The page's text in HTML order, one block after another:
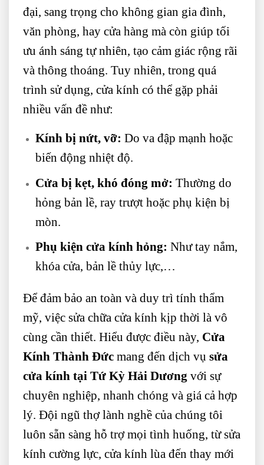
đại, sang trọng cho không gian gia đình,
văn phòng, hay cửa hàng mà còn giúp tối
ưu ánh sáng tự nhiên, tạo cảm giác rộng rãi
và thông thoáng. Tuy nhiên, trong quá
trình sử dụng, cửa kính có thể gặp phải
nhiều vấn đề như:
Kính bị nứt, vỡ: Do va đập mạnh hoặc
biến động nhiệt độ.
Cửa bị kẹt, khó đóng mở: Thường do
hỏng bản lề, ray trượt hoặc phụ kiện bị
mòn.
Phụ kiện cửa kính hỏng: Như tay nắm,
khóa cửa, bản lề thủy lực,…
Để đảm bảo an toàn và duy trì tính thẩm
mỹ, việc sửa chữa cửa kính kịp thời là vô
cùng cần thiết. Hiểu được điều này, Cửa
Kính Thành Đức mang đến dịch vụ sửa
cửa kính tại Tứ Kỳ Hải Dương với sự
chuyên nghiệp, nhanh chóng và giá cả hợp
lý. Đội ngũ thợ lành nghề của chúng tôi
luôn sẵn sàng hỗ trợ mọi tình huống, từ sửa
kính cường lực, cửa kính lùa đến thay mới